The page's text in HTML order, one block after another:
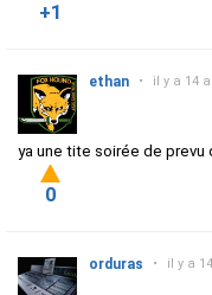
+1
ethan • il y a 14
ya une tite soirée de prevu
0
orduras • il y a